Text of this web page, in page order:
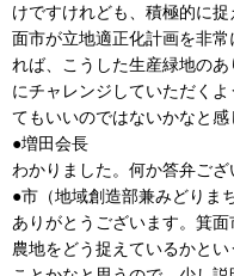
けですけれども、積極的に
面市が立地適正化計画を非
れば、こうした生産緑地の
にチャレンジしていただく
てもいいのではないかなと感
●増田会長
わかりました。何か答弁ござ
●市（地域創造部兼みどりま
ありがとうございます。箕
農地をどう捉えているかと